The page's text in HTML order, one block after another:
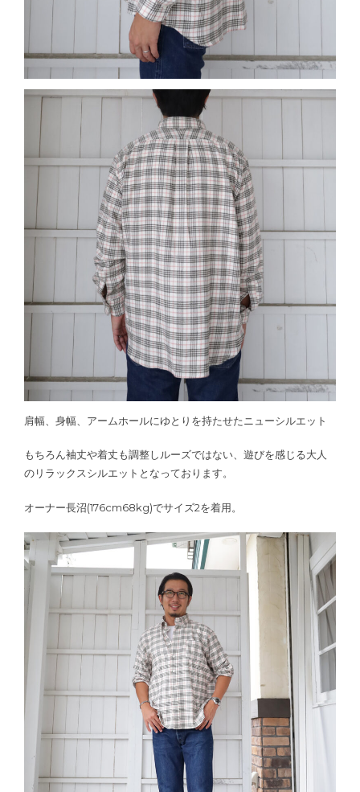
肩幅、身幅、アームホールにゆとりを持たせたニューシルエット
もちろん袖丈や着丈も調整しルーズではない、遊びを感じる大人
のリラックスシルエットとなっております。
オーナー長沼(176cm68kg)でサイズ2を着用。